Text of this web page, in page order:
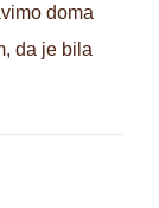
doma
da je bila